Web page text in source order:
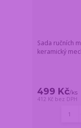
Sada ručních
keramický
499 Kč/ks
412 Kč bez DPH